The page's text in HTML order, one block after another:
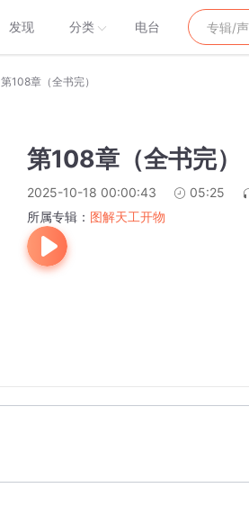
发现 分类 电台
第108章（全书完）
第108章（全书完）
2025-10-18 00:00:43 05:25
所属专辑： 图解天工开物